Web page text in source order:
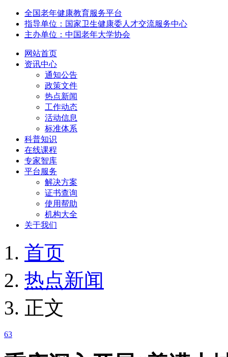
全国老年健康教育服务平台
指导单位：国家卫生健康委人才交流服务中心
主办单位：中国老年大学协会
网站首页
资讯中心
通知公告
政策文件
热点新闻
工作动态
活动信息
标准体系
科普知识
在线课程
专家智库
平台服务
解决方案
证书查询
使用帮助
机构大全
关于我们
首页
热点新闻
正文
63